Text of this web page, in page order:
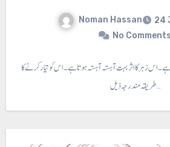
Noman Hassan
24
No Comments
زہر کا اثر بہت آہستہ آہستہ ہوتا ہے۔ اس کو تیار کرنے کا
طریقہ مندرجہ ذیل…